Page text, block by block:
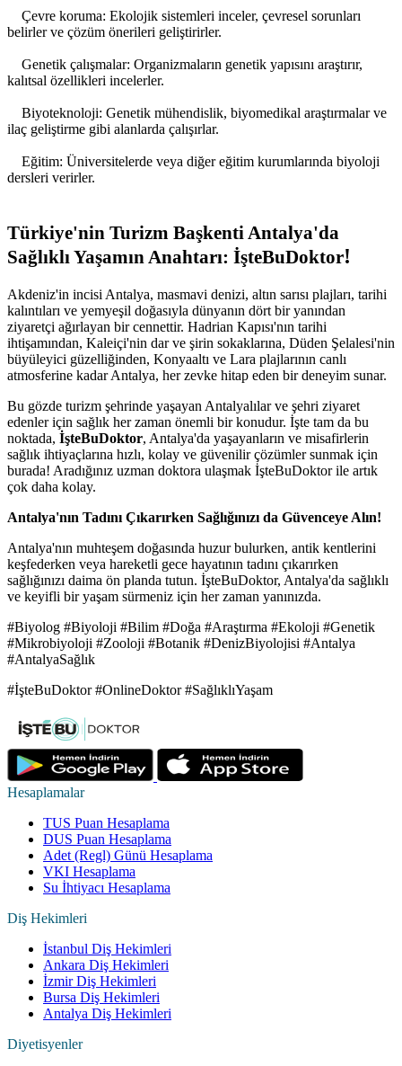
Çevre koruma: Ekolojik sistemleri inceler, çevresel sorunları
belirler ve çözüm önerileri geliştirirler.
Genetik çalışmalar: Organizmaların genetik yapısını araştırır,
kalıtsal özellikleri incelerler.
Biyoteknoloji: Genetik mühendislik, biyomedikal araştırmalar ve
ilaç geliştirme gibi alanlarda çalışırlar.
Eğitim: Üniversitelerde veya diğer eğitim kurumlarında biyoloji
dersleri verirler.
Türkiye'nin Turizm Başkenti Antalya'da
Sağlıklı Yaşamın Anahtarı: İşteBuDoktor!
Akdeniz'in incisi Antalya, masmavi denizi, altın sarısı plajları, tarihi
kalıntıları ve yemyeşil doğasıyla dünyanın dört bir yanından
ziyaretçi ağırlayan bir cennettir. Hadrian Kapısı'nın tarihi
ihtişamından, Kaleiçi'nin dar ve şirin sokaklarına, Düden Şelalesi'nin
büyüleyici güzelliğinden, Konyaaltı ve Lara plajlarının canlı
atmosferine kadar Antalya, her zevke hitap eden bir deneyim sunar.
Bu gözde turizm şehrinde yaşayan Antalyalılar ve şehri ziyaret
edenler için sağlık her zaman önemli bir konudur. İşte tam da bu
noktada, İşteBuDoktor, Antalya'da yaşayanların ve misafirlerin
sağlık ihtiyaçlarına hızlı, kolay ve güvenilir çözümler sunmak için
burada! Aradığınız uzman doktora ulaşmak İşteBuDoktor ile artık
çok daha kolay.
Antalya'nın Tadını Çıkarırken Sağlığınızı da Güvenceye Alın!
Antalya'nın muhteşem doğasında huzur bulurken, antik kentlerini
keşfederken veya hareketli gece hayatının tadını çıkarırken
sağlığınızı daima ön planda tutun. İşteBuDoktor, Antalya'da sağlıklı
ve keyifli bir yaşam sürmeniz için her zaman yanınızda.
#Biyolog #Biyoloji #Bilim #Doğa #Araştırma #Ekoloji #Genetik
#Mikrobiyoloji #Zooloji #Botanik #DenizBiyolojisi #Antalya
#AntalyaSağlık
#İşteBuDoktor #OnlineDoktor #SağlıklıYaşam
Hesaplamalar
TUS Puan Hesaplama
DUS Puan Hesaplama
Adet (Regl) Günü Hesaplama
VKI Hesaplama
Su İhtiyacı Hesaplama
Diş Hekimleri
İstanbul Diş Hekimleri
Ankara Diş Hekimleri
İzmir Diş Hekimleri
Bursa Diş Hekimleri
Antalya Diş Hekimleri
Diyetisyenler